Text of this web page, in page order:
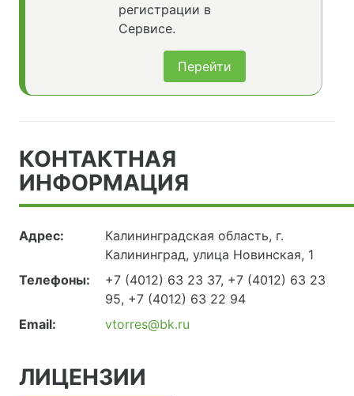
регистрации в
Сервисе.
Перейти
КОНТАКТНАЯ
ИНФОРМАЦИЯ
Адрес:
Калининградская область, г.
Калининград, улица Новинская, 1
Телефоны:
+7 (4012) 63 23 37, +7 (4012) 63 23
95, +7 (4012) 63 22 94
Email:
vtorres@bk.ru
ЛИЦЕНЗИИ